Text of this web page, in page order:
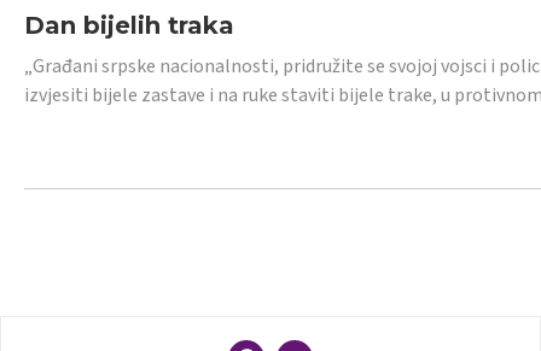
Dan bijelih traka
„Građani srpske nacionalnosti, pridružite se svojoj vojsci i
izvjesiti bijele zastave i na ruke staviti bijele trake, u